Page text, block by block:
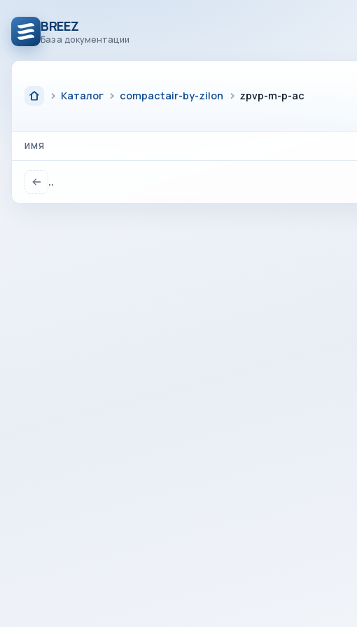
BREEZ
База документации
Каталог compactair-by-zilon zpvp-m-p-ac
ИМЯ
..